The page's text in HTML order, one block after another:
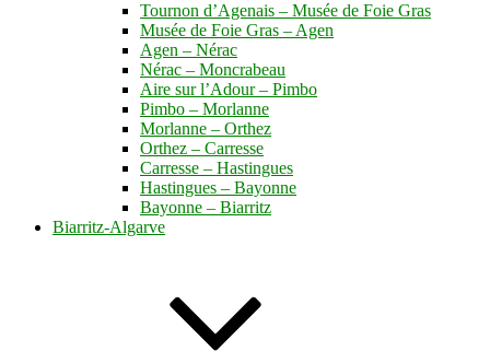
Tournon d’Agenais – Musée de Foie Gras
Musée de Foie Gras – Agen
Agen – Nérac
Nérac – Moncrabeau
Aire sur l’Adour – Pimbo
Pimbo – Morlanne
Morlanne – Orthez
Orthez – Carresse
Carresse – Hastingues
Hastingues – Bayonne
Bayonne – Biarritz
Biarritz-Algarve